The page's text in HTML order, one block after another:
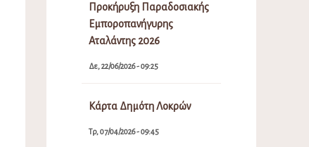
Προκήρυξη Παραδοσιακής
Εμποροπανήγυρης
Αταλάντης 2026
Δε, 22/06/2026 - 09:25
Κάρτα Δημότη Λοκρών
Τρ, 07/04/2026 - 09:45